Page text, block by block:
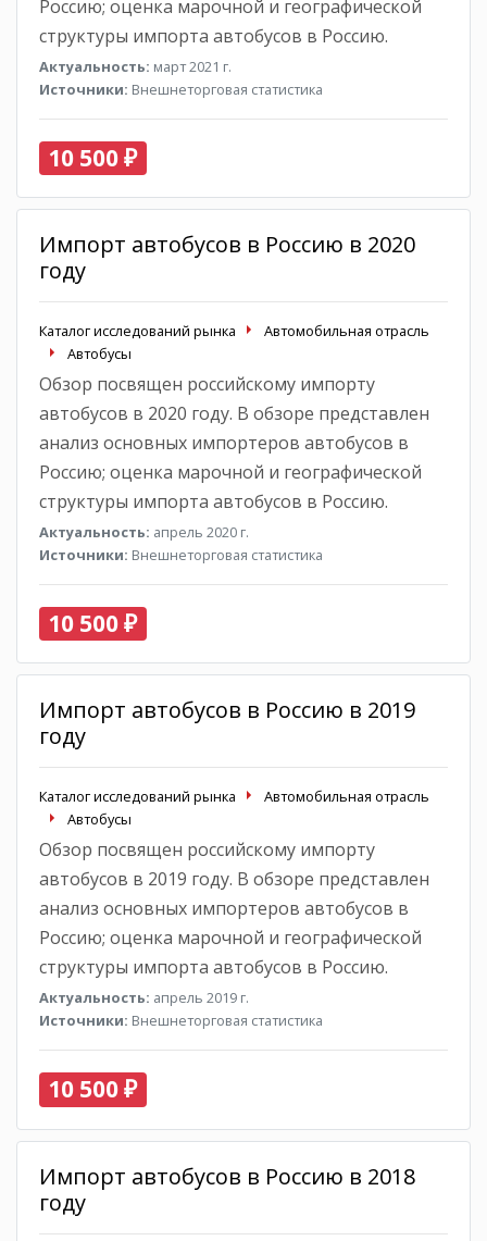
Россию; оценка марочной и географической
структуры импорта автобусов в Россию.
Актуальность: март 2021 г.
Источники: Внешнеторговая статистика
10 500 ₽
Импорт автобусов в Россию в 2020
году
Каталог исследований рынка
Автомобильная отрасль
Автобусы
Обзор посвящен российскому импорту
автобусов в 2020 году. В обзоре представлен
анализ основных импортеров автобусов в
Россию; оценка марочной и географической
структуры импорта автобусов в Россию.
Актуальность: апрель 2020 г.
Источники: Внешнеторговая статистика
10 500 ₽
Импорт автобусов в Россию в 2019
году
Каталог исследований рынка
Автомобильная отрасль
Автобусы
Обзор посвящен российскому импорту
автобусов в 2019 году. В обзоре представлен
анализ основных импортеров автобусов в
Россию; оценка марочной и географической
структуры импорта автобусов в Россию.
Актуальность: апрель 2019 г.
Источники: Внешнеторговая статистика
10 500 ₽
Импорт автобусов в Россию в 2018
году